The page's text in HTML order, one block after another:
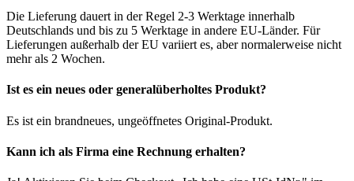
Die Lieferung dauert in der Regel 2-3 Werktage innerhalb
Deutschlands und bis zu 5 Werktage in andere EU-Länder. Für
Lieferungen außerhalb der EU variiert es, aber normalerweise nicht
mehr als 2 Wochen.
Ist es ein neues oder generalüberholtes Produkt?
Es ist ein brandneues, ungeöffnetes Original-Produkt.
Kann ich als Firma eine Rechnung erhalten?